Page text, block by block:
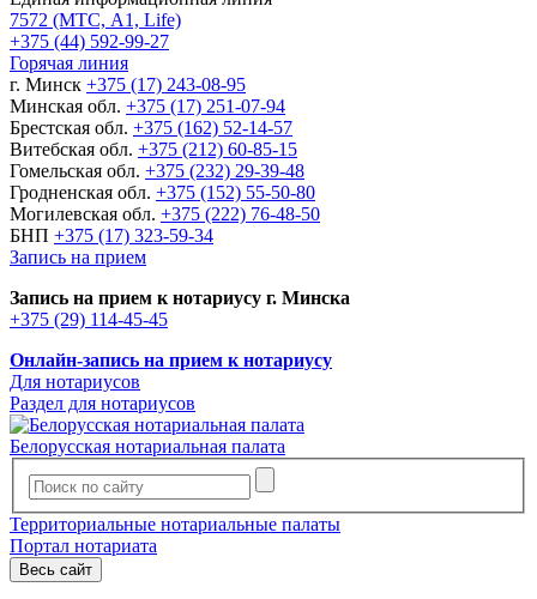
7572 (МТС, A1, Life)
+375 (44) 592-99-27
Горячая линия
г. Минск +375 (17) 243-08-95
Минская обл. +375 (17) 251-07-94
Брестская обл. +375 (162) 52-14-57
Витебская обл. +375 (212) 60-85-15
Гомельская обл. +375 (232) 29-39-48
Гродненская обл. +375 (152) 55-50-80
Могилевская обл. +375 (222) 76-48-50
БНП +375 (17) 323-59-34
Запись на прием
Запись на прием к нотариусу г. Минска
+375 (29) 114-45-45
Онлайн-запись на прием к нотариусу
Для нотариусов
Раздел для нотариусов
Белорусская нотариальная палата
Территориальные нотариальные палаты
Портал нотариата
Весь сайт